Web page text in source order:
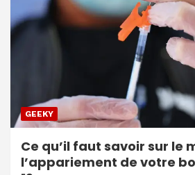
GEEKY
Ce qu’il faut savoir sur le
l’appariement de votre